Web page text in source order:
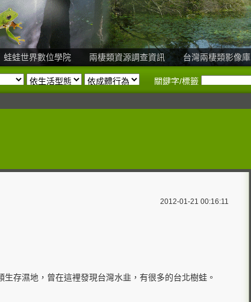
蛙蛙世界數位學院 兩棲類資源調查資訊 台灣兩棲類影像庫
關鍵字/標籤
2012-01-21 00:16:11
存濕地，曾在這裡發現台灣水韭，有很多的台北樹蛙。